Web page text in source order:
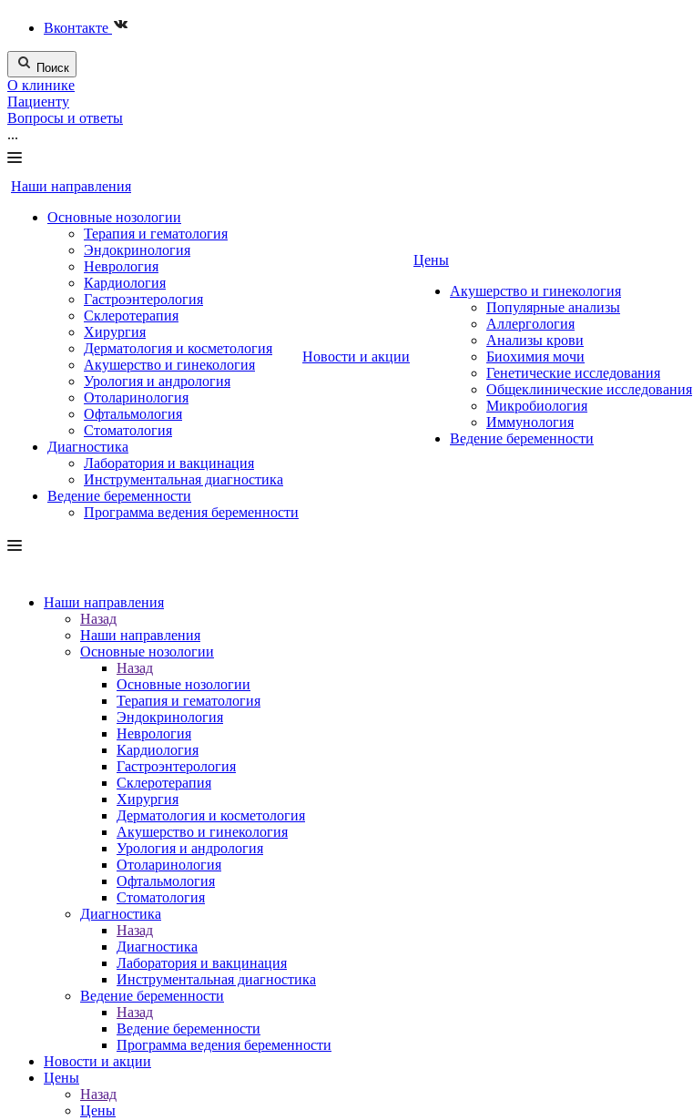
Вконтакте
Поиск
О клинике
Пациенту
Вопросы и ответы
...
Наши направления
Основные нозологии
Терапия и гематология
Эндокринология
Неврология
Кардиология
Гастроэнтерология
Склеротерапия
Хирургия
Дерматология и косметология
Акушерство и гинекология
Урология и андрология
Отоларинология
Офтальмология
Стоматология
Диагностика
Лаборатория и вакцинация
Инструментальная диагностика
Ведение беременности
Программа ведения беременности
Новости и акции
Цены
Акушерство и гинекология
Популярные анализы
Аллергология
Анализы крови
Биохимия мочи
Генетические исследования
Общеклинические исследования
Микробиология
Иммунология
Ведение беременности
Наши направления
Назад
Наши направления
Основные нозологии
Назад
Основные нозологии
Терапия и гематология
Эндокринология
Неврология
Кардиология
Гастроэнтерология
Склеротерапия
Хирургия
Дерматология и косметология
Акушерство и гинекология
Урология и андрология
Отоларинология
Офтальмология
Стоматология
Диагностика
Назад
Диагностика
Лаборатория и вакцинация
Инструментальная диагностика
Ведение беременности
Назад
Ведение беременности
Программа ведения беременности
Новости и акции
Цены
Назад
Цены